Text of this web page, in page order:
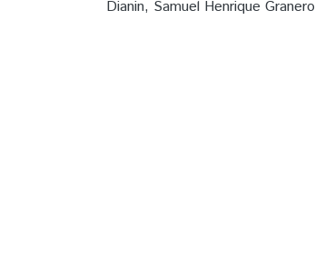
Dianin, Samuel Henrique Granero